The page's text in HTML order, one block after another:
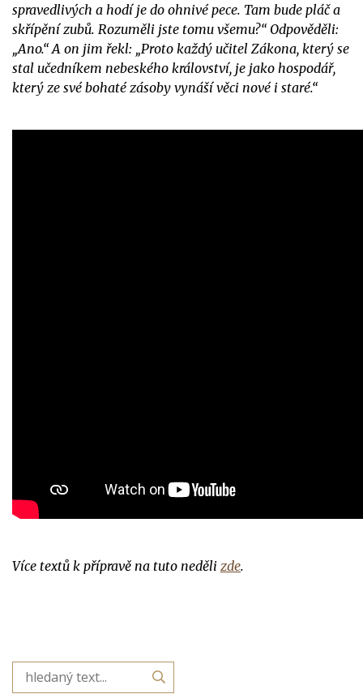
spravedlivých a hodí je do ohnivé pece. Tam bude pláč a
skřípění zubů. Rozuměli jste tomu všemu?“ Odpověděli:
„Ano.“ A on jim řekl: „Proto každý učitel Zákona, který se
stal učedníkem nebeského království, je jako hospodář,
který ze své bohaté zásoby vynáší věci nové i staré.“
Více textů k přípravě na tuto neděli zde.